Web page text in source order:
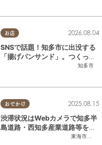
お店
知多市
2026.08.04
SNSで話題！知多市に出没する
「揚げパンサンド」。つくって
いるのはお祭りお兄さん!?【ち
おでかけ
東海市
,大府市
2025.08.15
渋滞状況はWebカメラで知多半
島道路・西知多産業道路等をチ